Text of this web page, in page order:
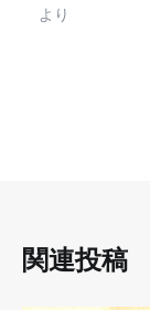
より
関連投稿